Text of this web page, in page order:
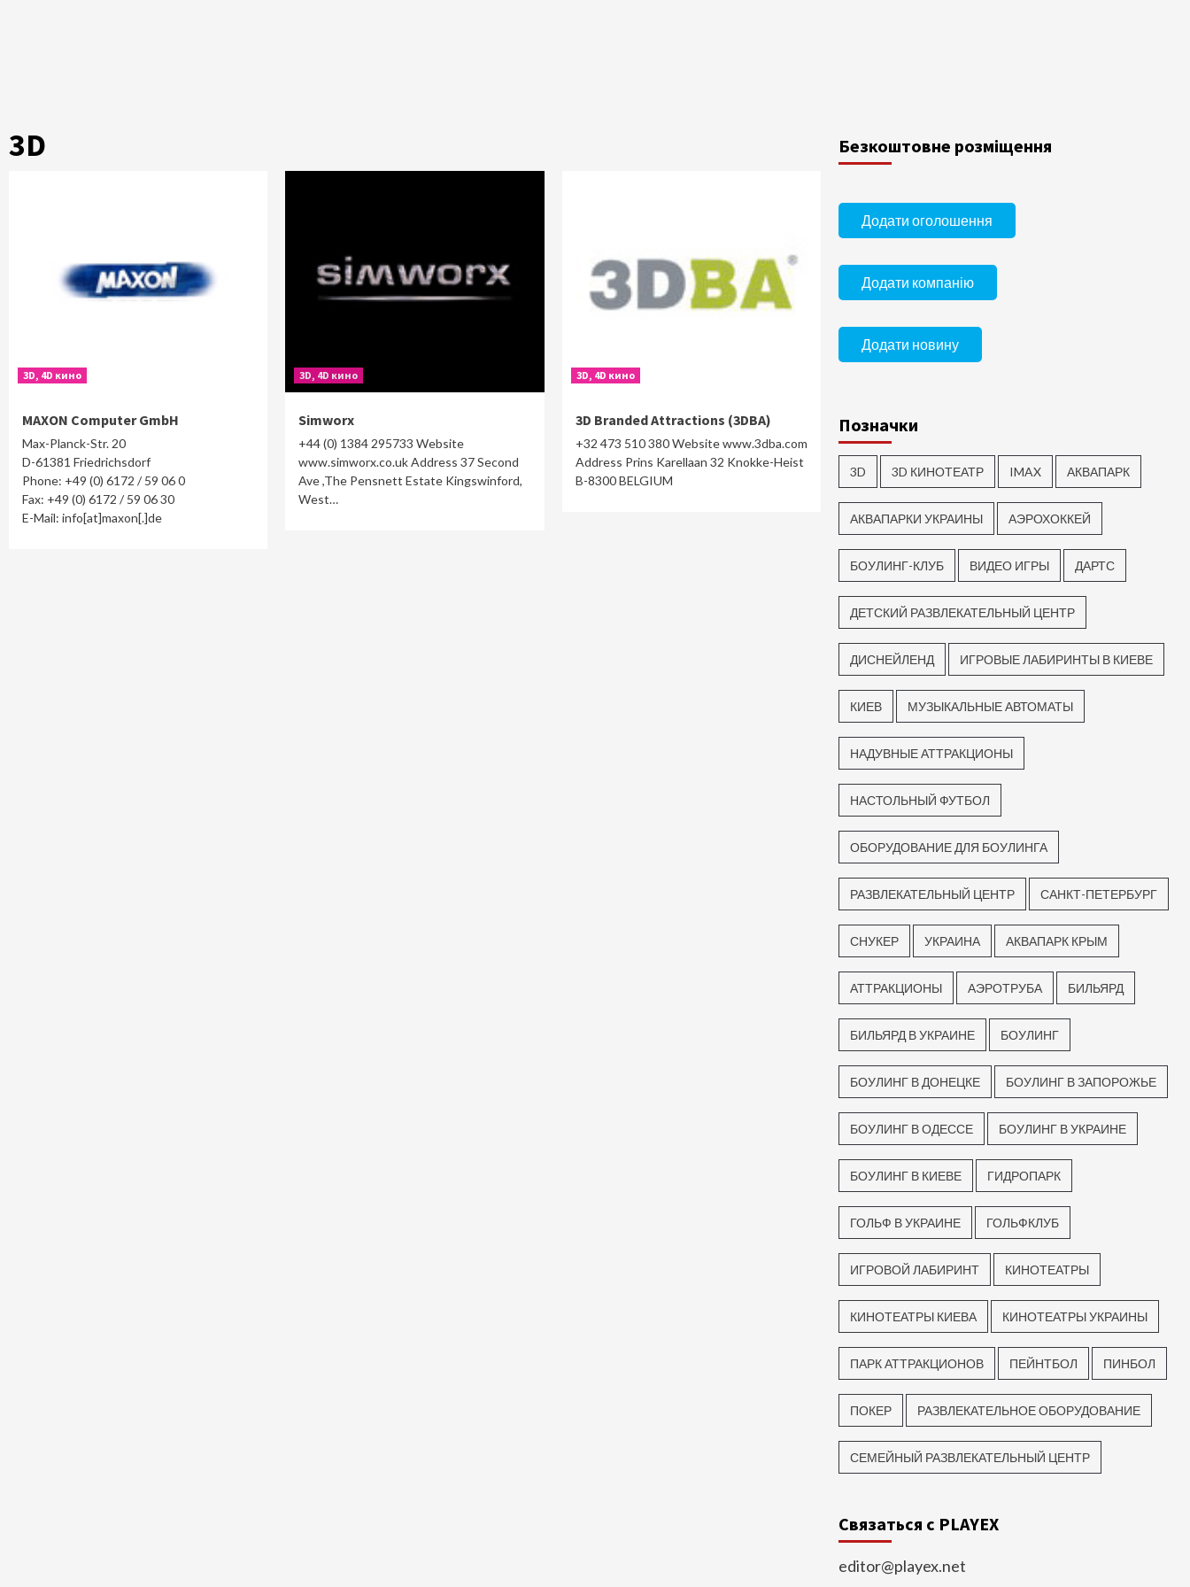
3D
3D, 4D кино
MAXON Computer GmbH
Max-Planck-Str. 20
D-61381 Friedrichsdorf
Phone: +49 (0) 6172 / 59 06 0
Fax: +49 (0) 6172 / 59 06 30
E-Mail: info[at]maxon[.]de
3D, 4D кино
Simworx
+44 (0) 1384 295733 Website
www.simworx.co.uk Address 37 Second
Ave ,The Pensnett Estate Kingswinford,
West…
3D, 4D кино
3D Branded Attractions (3DBA)
+32 473 510 380 Website www.3dba.com
Address Prins Karellaan 32 Knokke-Heist
B-8300 BELGIUM
Безкоштовне розміщення
Додати оголошення
Додати компанію
Додати новину
Позначки
3D 3D КИНОТЕАТР IMAX АКВАПАРК
АКВАПАРКИ УКРАИНЫ АЭРОХОККЕЙ
БОУЛИНГ-КЛУБ ВИДЕО ИГРЫ ДАРТС
ДЕТСКИЙ РАЗВЛЕКАТЕЛЬНЫЙ ЦЕНТР
ДИСНЕЙЛЕНД ИГРОВЫЕ ЛАБИРИНТЫ В КИЕВЕ
КИЕВ МУЗЫКАЛЬНЫЕ АВТОМАТЫ
НАДУВНЫЕ АТТРАКЦИОНЫ
НАСТОЛЬНЫЙ ФУТБОЛ
ОБОРУДОВАНИЕ ДЛЯ БОУЛИНГА
РАЗВЛЕКАТЕЛЬНЫЙ ЦЕНТР САНКТ-ПЕТЕРБУРГ
СНУКЕР УКРАИНА АКВАПАРК КРЫМ
АТТРАКЦИОНЫ АЭРОТРУБА БИЛЬЯРД
БИЛЬЯРД В УКРАИНЕ БОУЛИНГ
БОУЛИНГ В ДОНЕЦКЕ БОУЛИНГ В ЗАПОРОЖЬЕ
БОУЛИНГ В ОДЕССЕ БОУЛИНГ В УКРАИНЕ
БОУЛИНГ В КИЕВЕ ГИДРОПАРК
ГОЛЬФ В УКРАИНЕ ГОЛЬФКЛУБ
ИГРОВОЙ ЛАБИРИНТ КИНОТЕАТРЫ
КИНОТЕАТРЫ КИЕВА КИНОТЕАТРЫ УКРАИНЫ
ПАРК АТТРАКЦИОНОВ ПЕЙНТБОЛ ПИНБОЛ
ПОКЕР РАЗВЛЕКАТЕЛЬНОЕ ОБОРУДОВАНИЕ
СЕМЕЙНЫЙ РАЗВЛЕКАТЕЛЬНЫЙ ЦЕНТР
Связаться с PLAYEX
editor@playex.net